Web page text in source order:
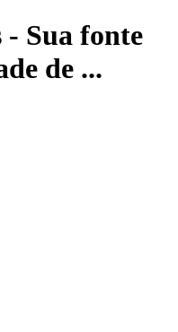
Sua fonte
de ...